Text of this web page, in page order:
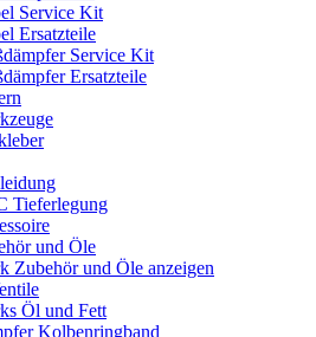
Service Kit
Ersatzteile
Service Kit
Ersatzteile
Tieferlegung
und Öle
Zubehör und Öle anzeigen
Öl und Fett
Kolbenringband